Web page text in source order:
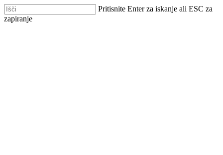
Skip
to
main
Pritisnite Enter za iskanje ali ESC za
zapiranje